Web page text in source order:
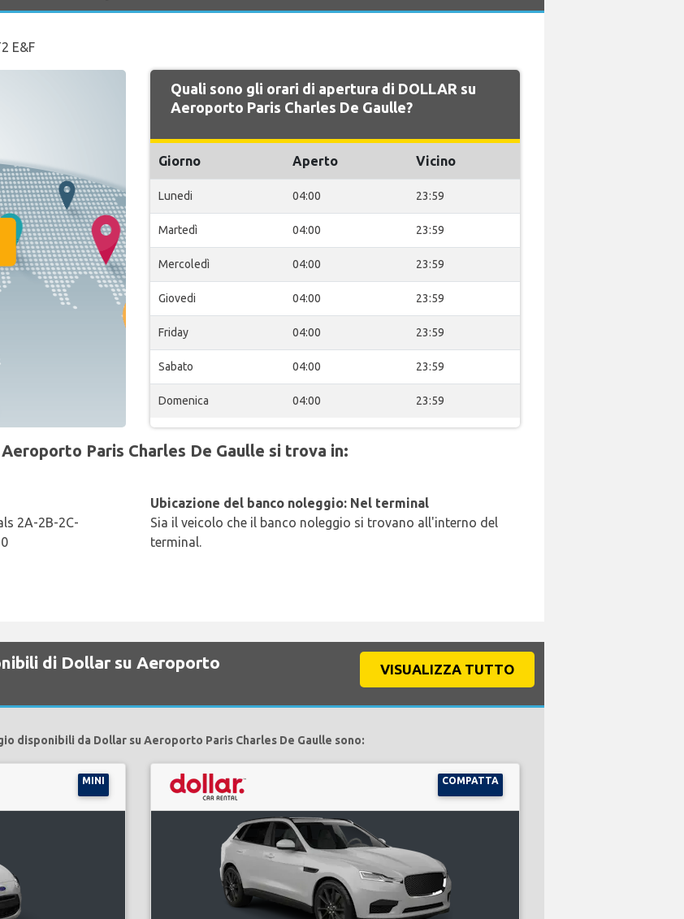
E&F
Quali sono gli orari di apertura di DOLLAR su
Aeroporto Paris Charles De Gaulle?
Giorno Aperto Vicino
Lunedi 04:00 23:59
Martedì 04:00 23:59
Mercoledì 04:00 23:59
Giovedi 04:00 23:59
Friday 04:00 23:59
Sabato 04:00 23:59
Domenica 04:00 23:59
Paris Charles De Gaulle si trova in:
2A-2B-2C-
Ubicazione del banco noleggio: Nel terminal
Sia il veicolo che il banco noleggio si trovano all'interno del
terminal.
di Dollar su Aeroporto
VISUALIZZA TUTTO
disponibili da Dollar su Aeroporto Paris Charles De Gaulle sono:
MINI COMPATTA